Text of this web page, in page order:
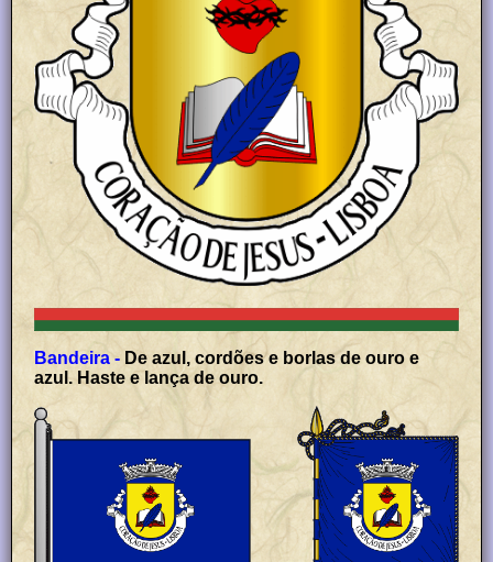
Bandeira - De azul, cordões e borlas de ouro e
azul. Haste e lança de ouro.